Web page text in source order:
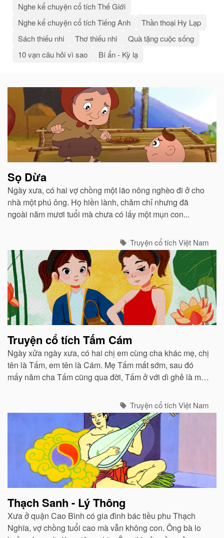
Nghe kể chuyện cổ tích Thế Giới
Nghe kể chuyện cổ tích Tiếng Anh
Thần thoại Hy Lạp
Sách thiếu nhi
Thơ thiếu nhi
Quà tặng cuộc sống
10 vạn câu hỏi vì sao
Bí ẩn - Kỳ lạ
Bài
viết
liên
quan
Sọ Dừa
Ngày xưa, có hai vợ chồng một lão nông nghèo đi ở cho
nhà một phú ông. Họ hiền lành, chăm chỉ nhưng đã
ngoài năm mươi tuổi mà chưa có lấy một mụn con...
Truyện cổ tích Việt Nam
Truyện cổ tích Tấm Cám
Ngày xửa ngày xưa, có hai chị em cùng cha khác mẹ, chị
tên là Tấm, em tên là Cám. Mẹ Tấm mất sớm, sau đó
mấy năm cha Tấm cũng qua đời, Tấm ở với dì ghẻ là mẹ
Truyện cổ tích Việt Nam
Thạch Sanh - Lý Thông
Xưa ở quận Cao Bình có gia đình bác tiều phu Thạch
Nghĩa, vợ chồng tuổi cao mà vẫn không con. Ông bà lo